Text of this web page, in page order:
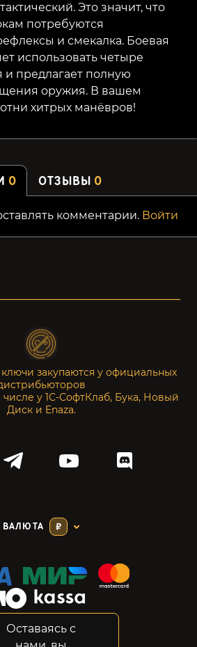
Это значит, что
потребуются
и смекалка. Боевая
использовать четыре
и предлагает полную
оружия. В вашем
хитрых манёвров!
0 ОТЗЫВЫ 0
комментарии. Войти
закупаются у официальных
у 1С-СофтКлаб, Бука, Новый
Диск и Enaza.
ВАЛЮТА ₽
Оставаясь с